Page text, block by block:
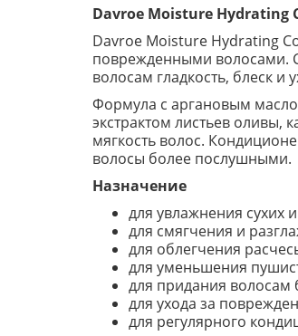
Davroe Moisture
Davroe Moisture Hydrating
поврежденными волосами.
волосам гладкость, блеск и
Формула с аргановым
экстрактом листьев оливы,
мягкость волос.
волосы более послушными.
Назначение
для увлажнения сухих
для смягчения и
для облегчения
для уменьшения
для придания волосам
для ухода за
для регулярного